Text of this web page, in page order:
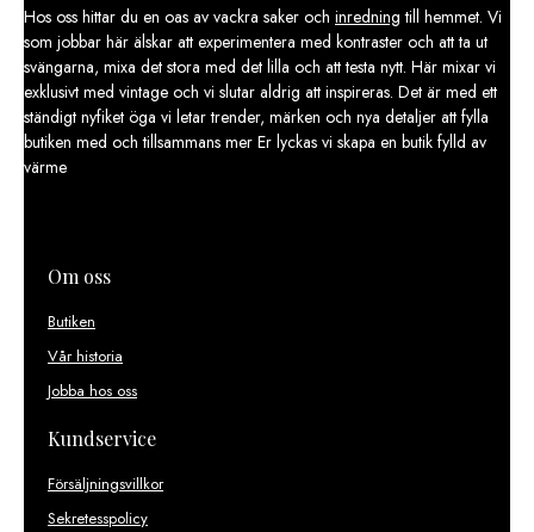
Hos oss hittar du en oas av vackra saker och inredning till hemmet. Vi
som jobbar här älskar att experimentera med kontraster och att ta ut
svängarna, mixa det stora med det lilla och att testa nytt. Här mixar vi
exklusivt med vintage och vi slutar aldrig att inspireras. Det är med ett
ständigt nyfiket öga vi letar trender, märken och nya detaljer att fylla
butiken med och tillsammans mer Er lyckas vi skapa en butik fylld av
värme
Om oss
Butiken
Vår historia
Jobba hos oss
Kundservice
Försäljningsvillkor
Sekretesspolicy